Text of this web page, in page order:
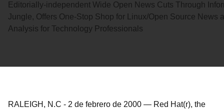
Editorially-independent Wide Open News Cuts Through
Jungle, Offers One-Stop Shop for Linux/Open Source News
Analysis for Technology Professionals
RALEIGH, N.C - 2 de febrero de 2000 — Red Hat(r), the